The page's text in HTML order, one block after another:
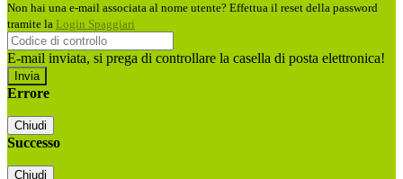
Non hai una e-mail associata al nome utente? Effettua il reset della password
tramite la Login Spaggiari
E-mail inviata, si prega di controllare la casella di posta elettronica!
Errore
Chiudi
Successo
Chiudi